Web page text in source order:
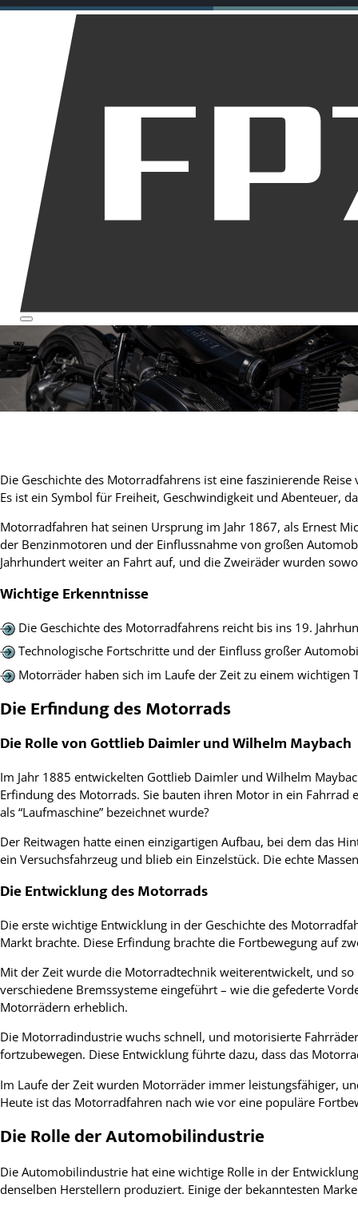
Motorräder
Dirt Bikes
Downhill
Allgemein
Über mich
Die Geschichte des Motorradfahrens ist eine faszinierende
Es ist ein Symbol für Freiheit, Geschwindigkeit und Abenteuer,
Motorradfahren hat seinen Ursprung im Jahr 1867, als Ernest
der Benzinmotoren und der Einflussnahme von großen
Jahrhundert weiter an Fahrt auf, und die Zweiräder wurden
Wichtige Erkenntnisse
Die Geschichte des Motorradfahrens reicht bis ins 19.
Technologische Fortschritte und der Einfluss großer
Motorräder haben sich im Laufe der Zeit zu einem
Die Erfindung des Motorrads
Die Rolle von Gottlieb Daimler und Wilhelm Maybach
Im Jahr 1885 entwickelten Gottlieb Daimler und Wilhelm
Erfindung des Motorrads. Sie bauten ihren Motor in ein Fahrrad
als “Laufmaschine” bezeichnet wurde?
Der Reitwagen hatte einen einzigartigen Aufbau, bei dem das
ein Versuchsfahrzeug und blieb ein Einzelstück. Die echte
Die Entwicklung des Motorrads
Die erste wichtige Entwicklung in der Geschichte des
Markt brachte. Diese Erfindung brachte die Fortbewegung auf
Mit der Zeit wurde die Motorradtechnik weiterentwickelt, und
verschiedene Bremssysteme eingeführt – wie die gefederte
Motorrädern erheblich.
Die Motorradindustrie wuchs schnell, und motorisierte
fortzubewegen. Diese Entwicklung führte dazu, dass das
Im Laufe der Zeit wurden Motorräder immer leistungsfähiger,
Heute ist das Motorradfahren nach wie vor eine populäre
Die Rolle der Automobilindustrie
Die Automobilindustrie hat eine wichtige Rolle in der
denselben Herstellern produziert. Einige der bekanntesten